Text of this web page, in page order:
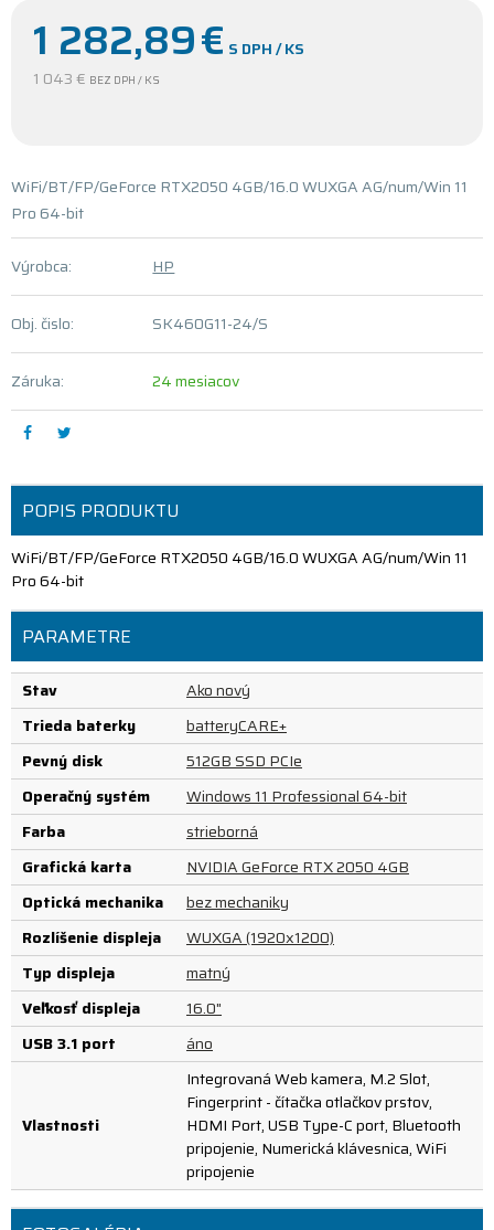
1 282,89€ S DPH / KS
1 043 € BEZ DPH / KS
WiFi/BT/FP/GeForce RTX2050 4GB/16.0 WUXGA AG/num/Win 11
Pro 64-bit
Výrobca: HP
Obj. čislo: SK460G11-24/S
Záruka: 24 mesiacov
POPIS PRODUKTU
WiFi/BT/FP/GeForce RTX2050 4GB/16.0 WUXGA AG/num/Win 11
Pro 64-bit
PARAMETRE
Stav
Ako nový
Trieda baterky
batteryCARE+
Pevný disk
512GB SSD PCIe
Operačný systém
Windows 11 Professional 64-bit
Farba
strieborná
Grafická karta
NVIDIA GeForce RTX 2050 4GB
Optická mechanika
bez mechaniky
Rozlíšenie displeja
WUXGA (1920x1200)
Typ displeja
matný
Veľkosť displeja
16.0"
USB 3.1 port
áno
Vlastnosti
Integrovaná Web kamera, M.2 Slot,
Fingerprint - čítačka otlačkov prstov,
HDMI Port, USB Type-C port, Bluetooth
pripojenie, Numerická klávesnica, WiFi
pripojenie